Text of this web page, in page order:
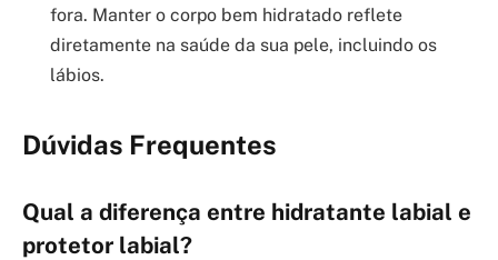
fora. Manter o corpo bem hidratado reflete
diretamente na saúde da sua pele, incluindo os
lábios.
Dúvidas Frequentes
Qual a diferença entre hidratante labial e
protetor labial?